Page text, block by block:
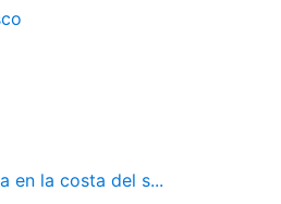
en la costa del s...